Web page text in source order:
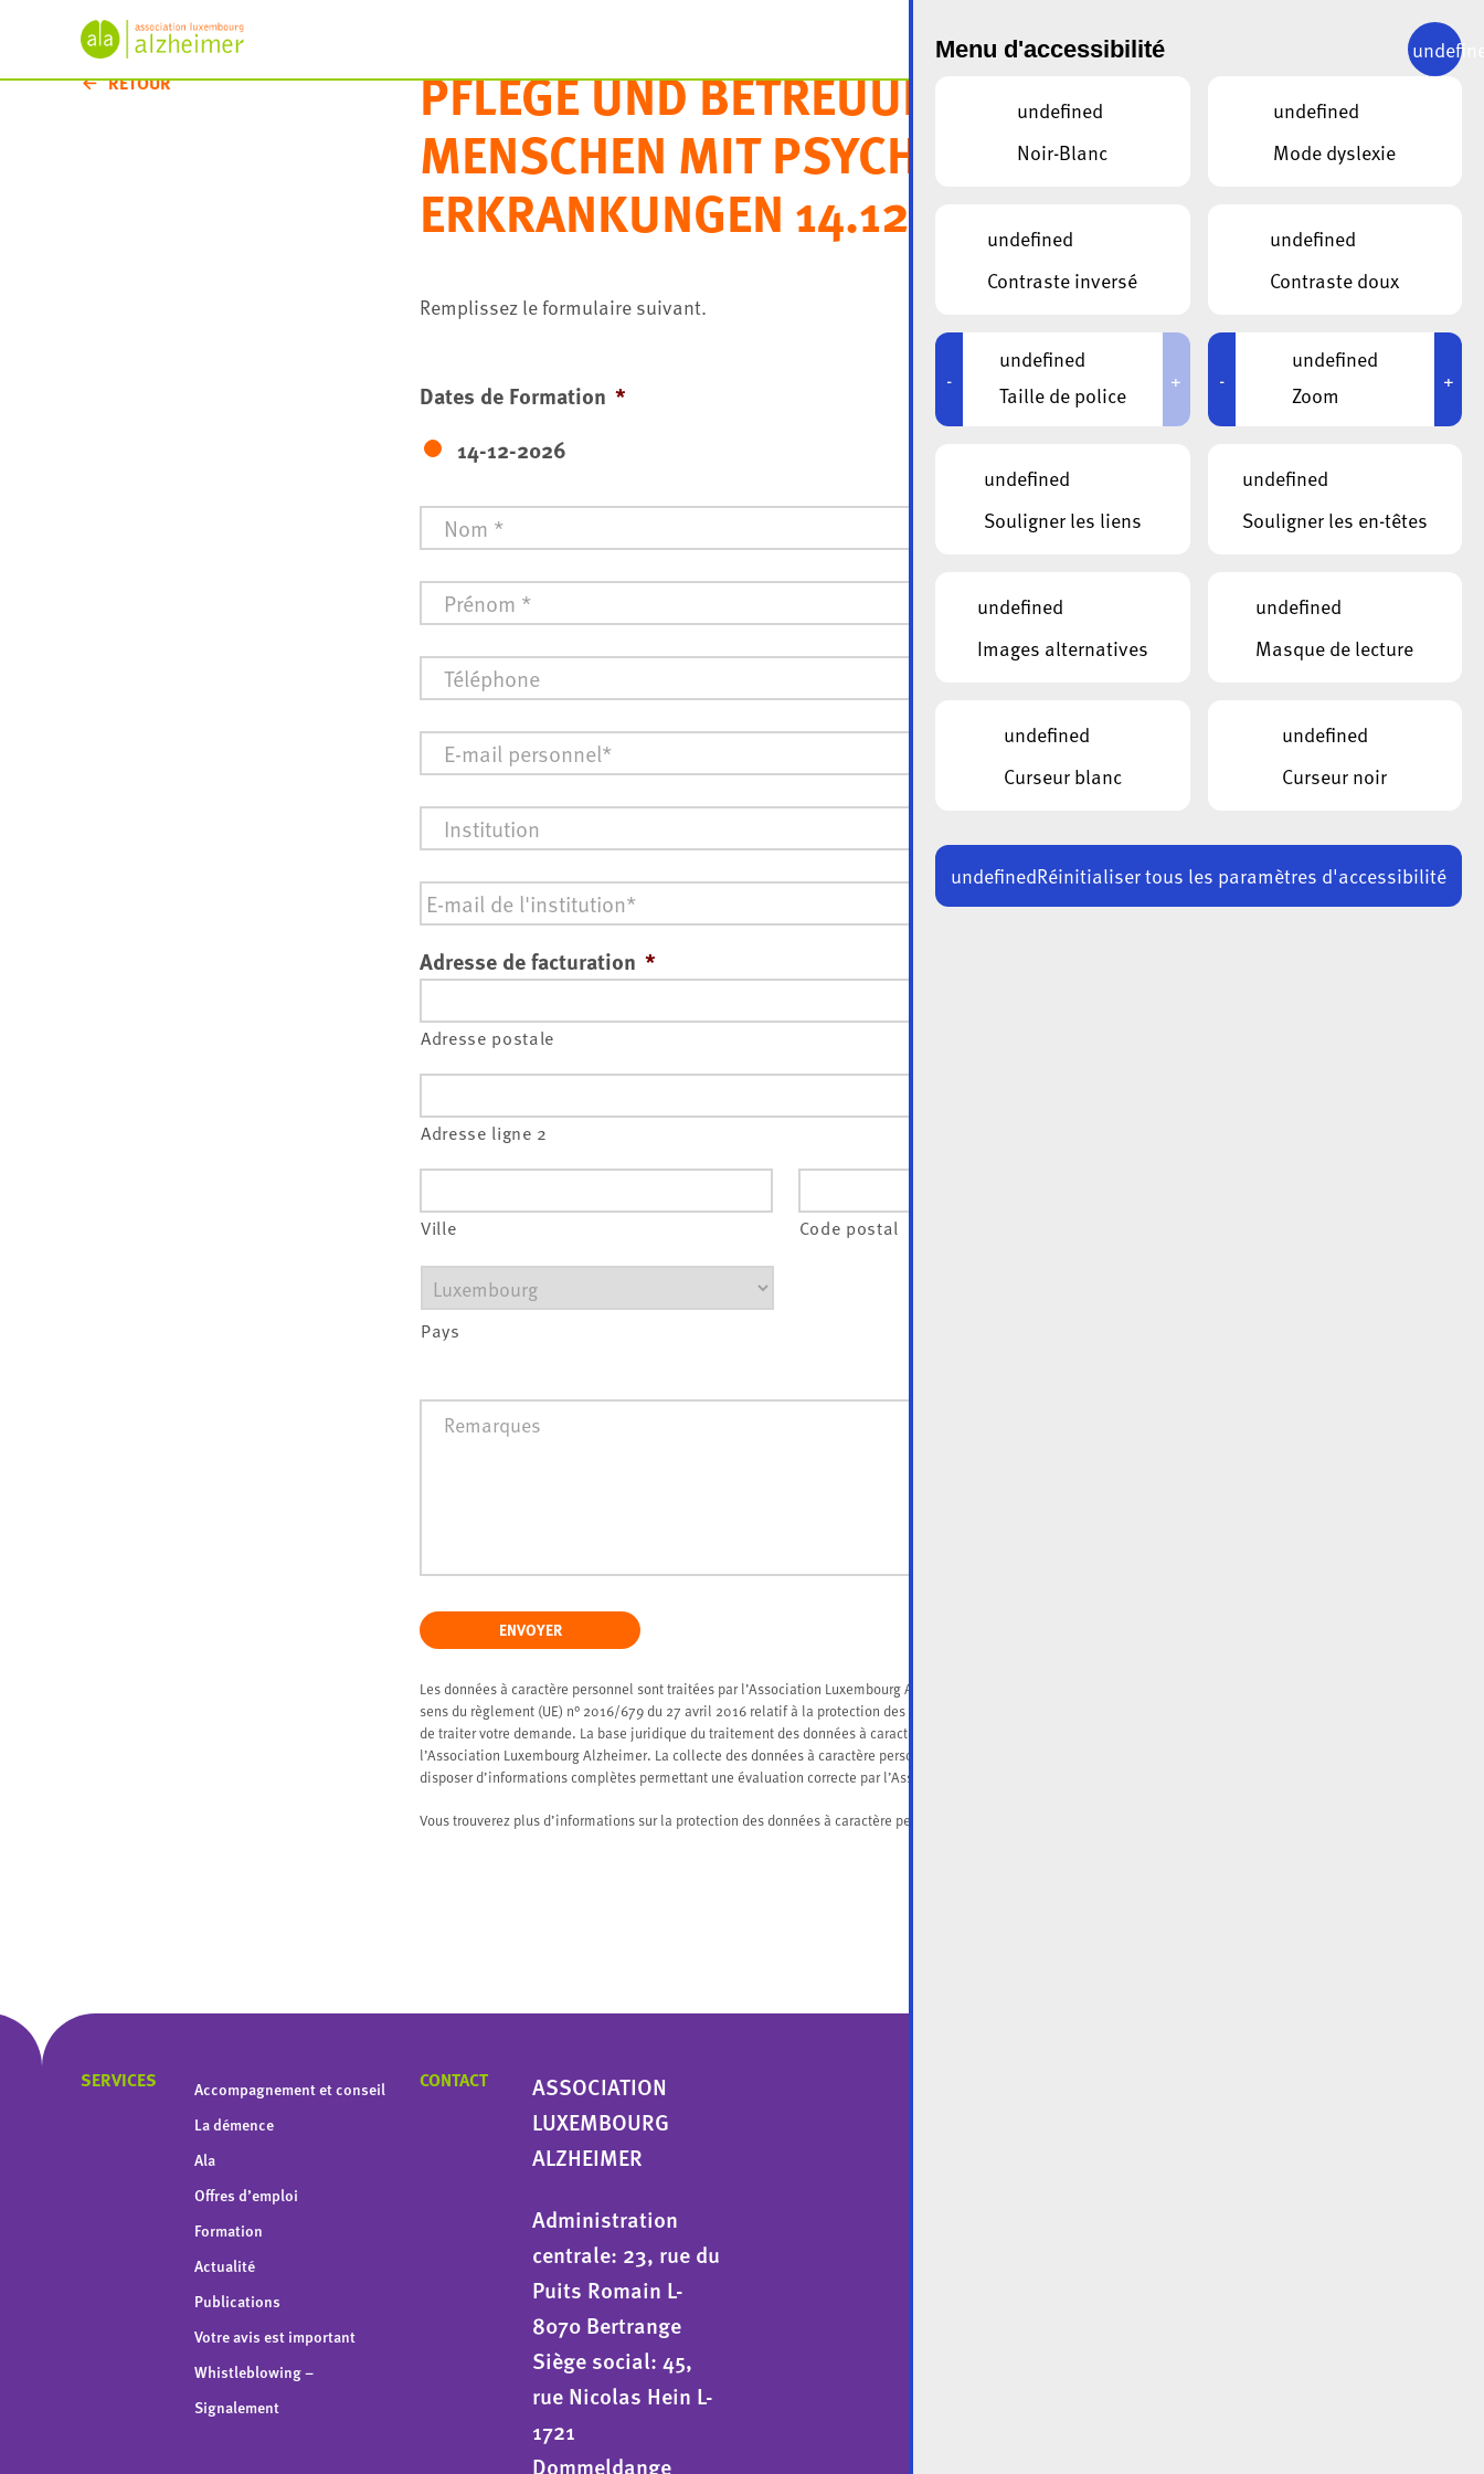
RETOUR PFLEGE UND BETREUUNG VON
MENSCHEN MIT PSYCHISCHEN
ERKRANKUNGEN 14.12.2026
Remplissez le formulaire suivant.
Dates de Formation *
14-12-2026
Nom *
Prénom *
Téléphone *
E-
mail *
Institution
Email *
Adresse de facturation *
Adresse postale
Adresse ligne 2
Ville Code postal
Pays
Remarques
ENVOYER
Les données à caractère personnel sont traitées par l’Association Luxembourg Alzheimer, responsable du traitement au
sens du règlement (UE) n° 2016/679 du 27 avril 2016 relatif à la protection des données à caractère personnel dans le but
de traiter votre demande. La base juridique du traitement des données à caractère personnel est l’intérêt légitime de
l’Association Luxembourg Alzheimer. La collecte des données à caractère personnel demandées est nécessaire afin de
disposer d’informations complètes permettant une évaluation correcte par l’Association Luxembourg Alzheimer.
Vous trouverez plus d’informations sur la protection des données à caractère personnel
SERVICES
Accompagnement et conseil
La démence
Ala
Offres d’emploi
Formation
Actualité
Publications
Votre avis est important
Whistleblowing –
Signalement
CONTACT
ASSOCIATION
LUXEMBOURG
ALZHEIMER
Administration
centrale: 23, rue du
Puits Romain L-
8070 Bertrange
Siège social: 45,
rue Nicolas Hein L-
1721
Dommeldange
Menu d'accessibilité
undefined
Noir-Blanc
undefined
Mode dyslexie
undefined
Contraste inversé
undefined
Contraste doux
-
undefined
Taille de police
+ -
undefined
Zoom
+
undefined
Souligner les liens
undefined
Souligner les en-têtes
undefined
Images alternatives
undefined
Masque de lecture
undefined
Curseur blanc
undefined
Curseur noir
undefinedRéinitialiser tous les paramètres d'accessibilité